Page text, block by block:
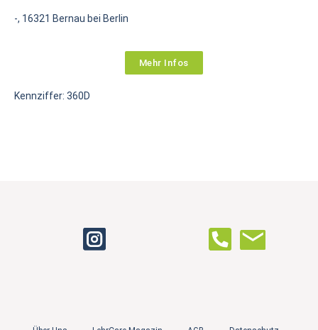
-, 16321 Bernau bei Berlin
Mehr Infos
Kennziffer: 360D